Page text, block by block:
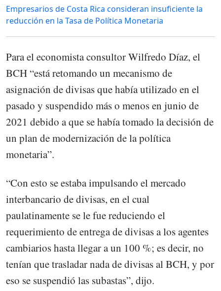
Empresarios de Costa Rica consideran insuficiente la
reducción en la Tasa de Política Monetaria
Para el economista consultor Wilfredo Díaz, el
BCH “está retomando un mecanismo de
asignación de divisas que había utilizado en el
pasado y suspendido más o menos en junio de
2021 debido a que se había tomado la decisión de
un plan de modernización de la política
monetaria”.
“Con esto se estaba impulsando el mercado
interbancario de divisas, en el cual
paulatinamente se le fue reduciendo el
requerimiento de entrega de divisas a los agentes
cambiarios hasta llegar a un 100 %; es decir, no
tenían que trasladar nada de divisas al BCH, y por
eso se suspendió las subastas”, dijo.